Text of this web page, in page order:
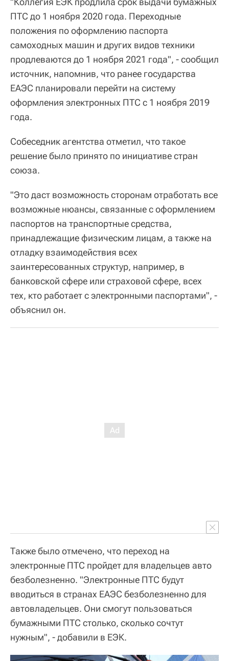
ПТС до 1 ноября 2020 года. Переходные
положения по оформлению паспорта
самоходных машин и других видов техники
продлеваются до 1 ноября 2021 года", - сообщил
источник, напомнив, что ранее государства
ЕАЭС планировали перейти на систему
оформления электронных ПТС с 1 ноября 2019
года.
Собеседник агентства отметил, что такое
решение было принято по инициативе стран
союза.
"Это даст возможность сторонам отработать все
возможные нюансы, связанные с оформлением
паспортов на транспортные средства,
принадлежащие физическим лицам, а также на
отладку взаимодействия всех
заинтересованных структур, например, в
банковской сфере или страховой сфере, всех
тех, кто работает с электронными паспортами", -
объяснил он.
Также было отмечено, что переход на
электронные ПТС пройдет для владельцев авто
безболезненно. "Электронные ПТС будут
вводиться в странах ЕАЭС безболезненно для
автовладельцев. Они смогут пользоваться
бумажными ПТС столько, сколько сочтут
нужным", - добавили в ЕЭК.